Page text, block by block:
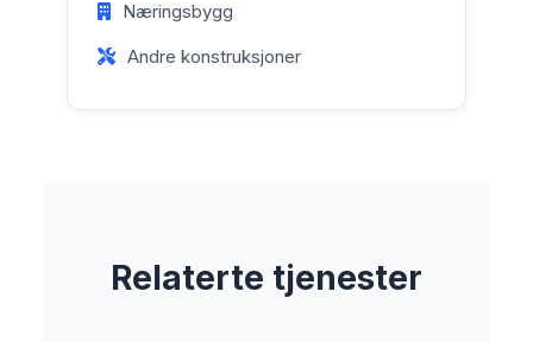
Næringsbygg
Andre konstruksjoner
Relaterte tjenester